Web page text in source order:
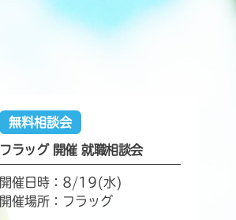
無料相談会
フラッグ 開催 就職相談会
開催日時：8/19(水)
開催場所：フラッグ